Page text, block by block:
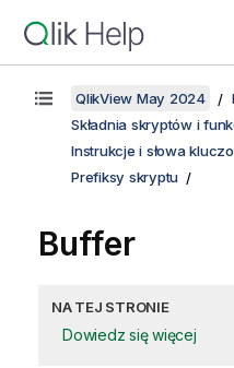
QlikView May 2024
Składnia skryptów i
Instrukcje i słowa
Prefiksy skryptu
Buffer
NA TEJ STRONIE
Dowiedz się więcej